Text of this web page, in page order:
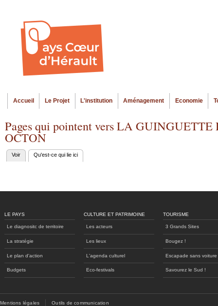
Menu principal
Accueil Le Projet L'institution Aménagement Economie
Pages qui pointent vers LA
OCTON
Onglets
Voir Qu'est-ce qui lie ici
LE PAYS
Le diagnositc de territoire
La stratégie
Le plan d'action
Budgets
CULTURE ET PATRIMOINE
Les acteurs
Les lieux
L'agenda culturel
Eco-festivals
TOURISME
3 Grands Sites
Bougez !
Escapade sans voiture
Savourez le Sud !
Mentions légales Outils de communication